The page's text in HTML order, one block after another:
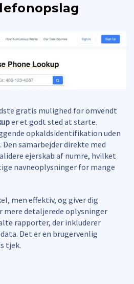
gratis mulighed for omvendt
er et godt sted at starte.
opkaldsidentifikation uden
samarbejder direkte med
ejerskab af numre, hvilket
navneoplysninger for mange
men effektiv, og giver dig
mere detaljerede oplysninger
rapporter, der inkluderer
Det er en brugervenlig
tjek.